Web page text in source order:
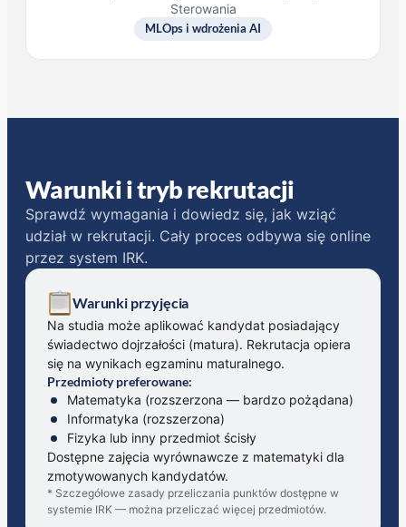
Sterowania
MLOps i wdrożenia AI
Warunki i tryb rekrutacji
Sprawdź wymagania i dowiedz się, jak wziąć
udział w rekrutacji. Cały proces odbywa się online
przez system IRK.
Warunki przyjęcia
Na studia może aplikować kandydat posiadający
świadectwo dojrzałości (matura). Rekrutacja opiera
się na wynikach egzaminu maturalnego.
Przedmioty preferowane:
Matematyka (rozszerzona — bardzo pożądana)
Informatyka (rozszerzona)
Fizyka lub inny przedmiot ścisły
Dostępne zajęcia wyrównawcze z matematyki dla
zmotywowanych kandydatów.
* Szczegółowe zasady przeliczania punktów dostępne w
systemie IRK — można przeliczać więcej przedmiotów.